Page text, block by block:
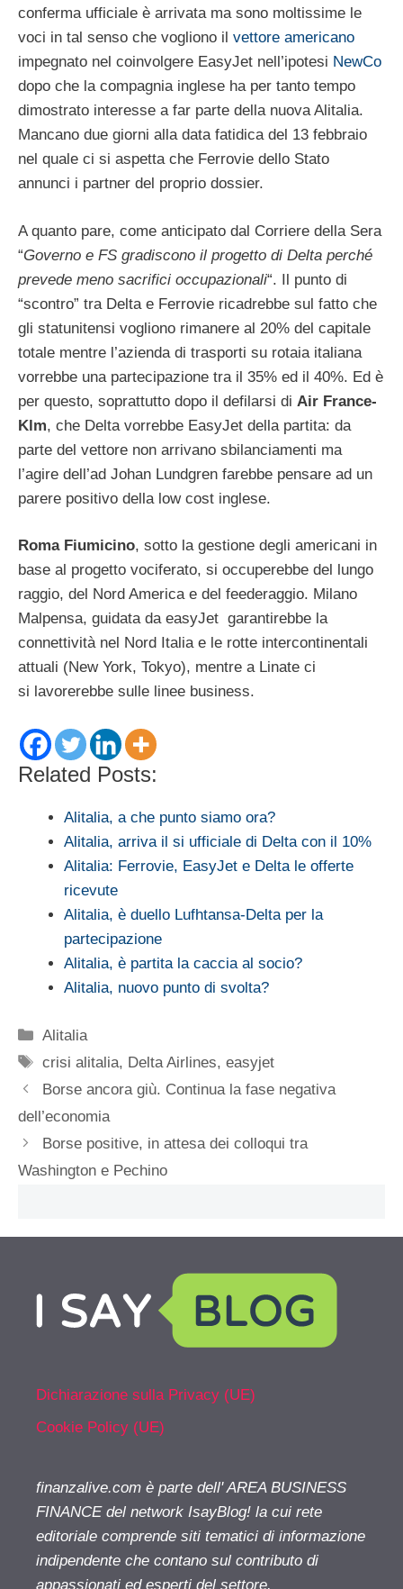
conferma ufficiale è arrivata ma sono moltissime le
voci in tal senso che vogliono il vettore americano
impegnato nel coinvolgere EasyJet nell’ipotesi NewCo
dopo che la compagnia inglese ha per tanto tempo
dimostrato interesse a far parte della nuova Alitalia.
Mancano due giorni alla data fatidica del 13 febbraio
nel quale ci si aspetta che Ferrovie dello Stato
annunci i partner del proprio dossier.
A quanto pare, come anticipato dal Corriere della Sera
“Governo e FS gradiscono il progetto di Delta perché
prevede meno sacrifici occupazionali“. Il punto di
“scontro” tra Delta e Ferrovie ricadrebbe sul fatto che
gli statunitensi vogliono rimanere al 20% del capitale
totale mentre l’azienda di trasporti su rotaia italiana
vorrebbe una partecipazione tra il 35% ed il 40%. Ed è
per questo, soprattutto dopo il defilarsi di Air France-
Klm, che Delta vorrebbe EasyJet della partita: da
parte del vettore non arrivano sbilanciamenti ma
l’agire dell’ad Johan Lundgren farebbe pensare ad un
parere positivo della low cost inglese.
Roma Fiumicino, sotto la gestione degli americani in
base al progetto vociferato, si occuperebbe del lungo
raggio, del Nord America e del feederaggio. Milano
Malpensa, guidata da easyJet garantirebbe la
connettività nel Nord Italia e le rotte intercontinentali
attuali (New York, Tokyo), mentre a Linate ci
si lavorerebbe sulle linee business.
Related Posts:
Alitalia, a che punto siamo ora?
Alitalia, arriva il si ufficiale di Delta con il 10%
Alitalia: Ferrovie, EasyJet e Delta le offerte
ricevute
Alitalia, è duello Lufhtansa-Delta per la
partecipazione
Alitalia, è partita la caccia al socio?
Alitalia, nuovo punto di svolta?
Categorie
Alitalia
Tag
crisi alitalia, Delta Airlines,easyjet
Borse ancora giù. Continua la fase negativa
dell’economia
Borse positive, in attesa dei colloqui tra
Washington e Pechino
Dichiarazione sulla Privacy (UE)
Cookie Policy (UE)
finanzalive.com è parte dell' AREA BUSINESS
FINANCE del network IsayBlog! la cui rete
editoriale comprende siti tematici di informazione
indipendente che contano sul contributo di
appassionati ed esperti del settore.